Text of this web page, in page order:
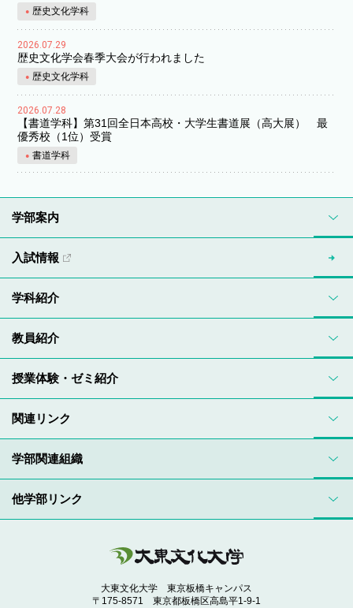
歴史文化学科
2026.07.29
歴史文化学会春季大会が行われました
歴史文化学科
2026.07.28
【書道学科】第31回全日本高校・大学生書道展（高大展） 最
優秀校（1位）受賞
書道学科
学部関連組織
他学部リンク
大東文化大学 東京板橋キャンパス
〒175-8571 東京都板橋区高島平1-9-1
学部案内
入試情報
学科紹介
教員紹介
授業体験・ゼミ紹介
関連リンク